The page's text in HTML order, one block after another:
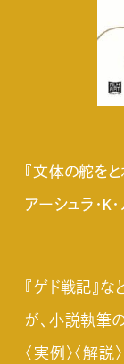
『文体の舵を
アーシュラ・
『ゲド戦記』な
が、小説執筆
〈実例〉〈解説